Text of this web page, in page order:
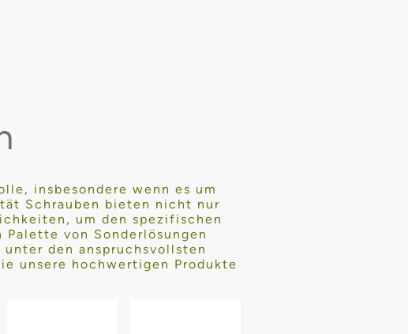
insbesondere wenn es um
Schrauben bieten nicht nur
um den spezifischen
von Sonderlösungen
den anspruchsvollsten
unsere hochwertigen Produkte